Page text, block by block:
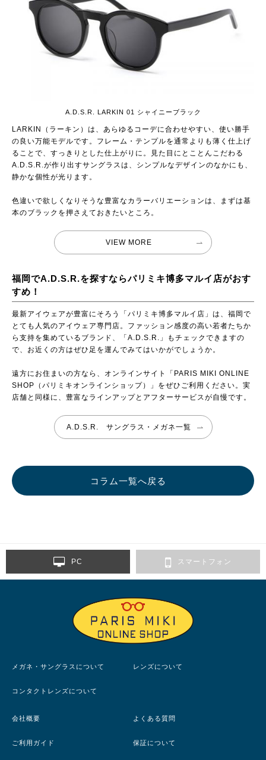
A.D.S.R. LARKIN 01 シャイニーブラック
LARKIN（ラーキン）は、あらゆるコーデに合わせやすい、使い勝手
の良い万能モデルです。フレーム・テンプルを通常よりも薄く仕上げ
ることで、すっきりとした仕上がりに。見た目にとことんこだわる
A.D.S.R.が作り出すサングラスは、シンプルなデザインのなかにも、
静かな個性が光ります。
色違いで欲しくなりそうな豊富なカラーバリエーションは、まずは基
本のブラックを押さえておきたいところ。
VIEW MORE
福岡でA.D.S.R.を探すならパリミキ博多マルイ店がおす
すめ！
最新アイウェアが豊富にそろう「パリミキ博多マルイ店」は、福岡で
とても人気のアイウェア専門店。ファッション感度の高い若者たちか
ら支持を集めているブランド、「A.D.S.R.」もチェックできますの
で、お近くの方はぜひ足を運んでみてはいかがでしょうか。
遠方にお住まいの方なら、オンラインサイト「PARIS MIKI ONLINE
SHOP（パリミキオンラインショップ）」をぜひご利用ください。実
店舗と同様に、豊富なラインアップとアフターサービスが自慢です。
A.D.S.R. サングラス・メガネ一覧
コラム一覧へ戻る
PC スマートフォン
メガネ・サングラスについて レンズについて
コンタクトレンズについて
会社概要 よくある質問
ご利用ガイド 保証について